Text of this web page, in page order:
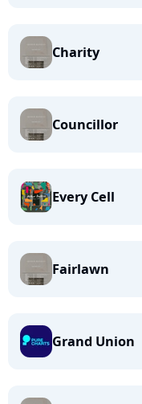
Charity
Councillor
Every Cell
Fairlawn
Grand Union